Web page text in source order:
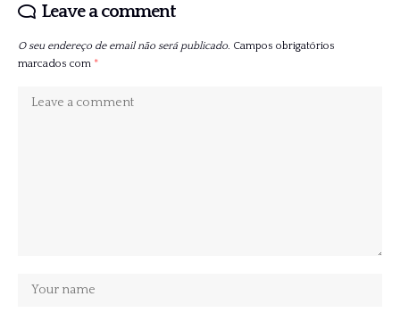
Leave a comment
O seu endereço de email não será publicado. Campos obrigatórios
marcados com *